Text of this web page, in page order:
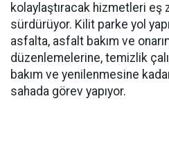
kolaylaştıracak hizmetleri eş
sürdürüyor. Kilit parke yol
asfalta, asfalt bakım ve
düzenlemelerine, temizlik
bakım ve yenilenmesine
sahada görev yapıyor.